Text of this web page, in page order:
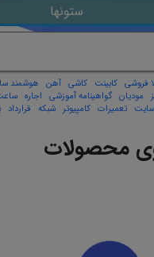
ستونها
فروشی کابینت کاشی آهن هوشمند
مودیان گواهینامه آموزشی اجاره
سایت تعمیرات کامپیوتر شبکه قرارداد
محصولات